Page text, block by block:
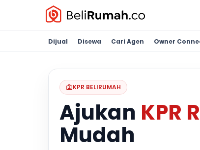
Dijual Disewa Cari Agen Owner
KPR BELIRUMAH
Ajukan KPR
Mudah